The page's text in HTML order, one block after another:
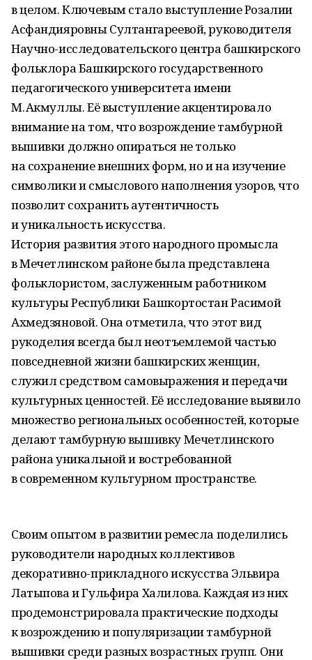
в целом. Ключевым стало выступление Розалии
Асфандияровны Султангареевой, руководителя
Научно-исследовательского центра башкирского
фольклора Башкирского государственного
педагогического университета имени
М. Акмуллы. Её выступление акцентировало
внимание на том, что возрождение тамбурной
вышивки должно опираться не только
на сохранение внешних форм, но и на изучение
символики и смыслового наполнения узоров, что
позволит сохранить аутентичность
и уникальность искусства.
История развития этого народного промысла
в Мечетлинском районе была представлена
фольклористом, заслуженным работником
культуры Республики Башкортостан Расимой
Ахмедзяновой. Она отметила, что этот вид
рукоделия всегда был неотъемлемой частью
повседневной жизни башкирских женщин,
служил средством самовыражения и передачи
культурных ценностей. Её исследование выявило
множество региональных особенностей, которые
делают тамбурную вышивку Мечетлинского
района уникальной и востребованной
в современном культурном пространстве.
Своим опытом в развитии ремесла поделились
руководители народных коллективов
декоративно-прикладного искусства Эльвира
Латыпова и Гульфира Халилова. Каждая из них
продемонстрировала практические подходы
к возрождению и популяризации тамбурной
вышивки среди разных возрастных групп. Они